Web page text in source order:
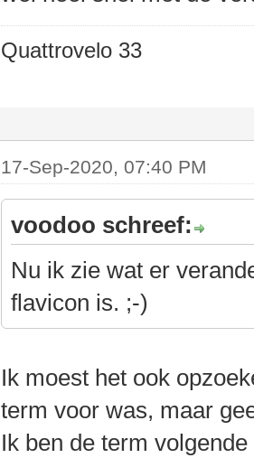
Quattrovelo 33
17-Sep-2020, 07:40 PM
voodoo schreef:
Nu ik zie wat er
flavicon is. ;-)
Ik moest het ook
term voor was, maar
Ik ben de term